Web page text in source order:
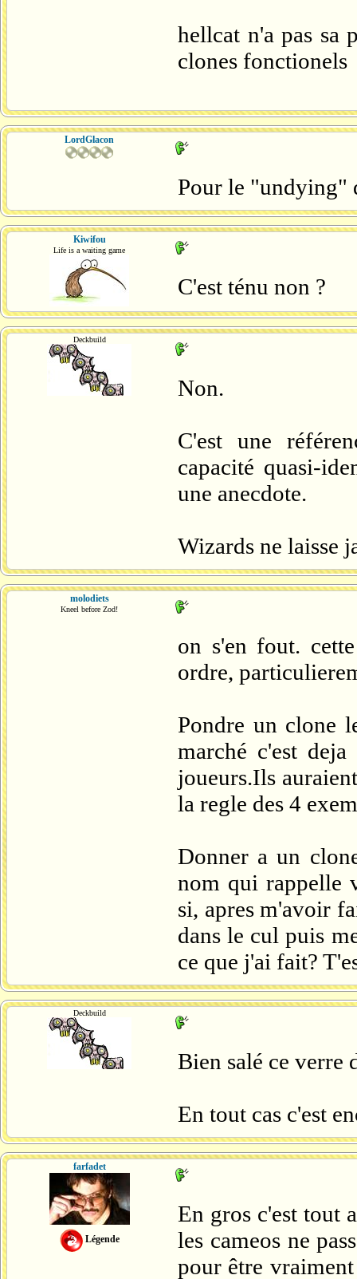
hellcat n'a pas sa
clones fonctionels
LordGlacon
Pour le "undying"
Kiwifou
Life is a waiting game
C'est ténu non ?
Deckbuild
Non.
C'est une
capacité quasi-
une anecdote.
Wizards ne laisse
molodiets
Kneel before Zod!
on s'en fout.
ordre,
Pondre un clone
marché c'est
joueurs.Ils
la regle des 4
Donner a un
nom qui rappelle
si, apres m'avoir
dans le cul puis
ce que j'ai fait?
Deckbuild
Bien salé ce verre
En tout cas c'est
farfadet
Légende
En gros c'est tout
les cameos ne
pour être